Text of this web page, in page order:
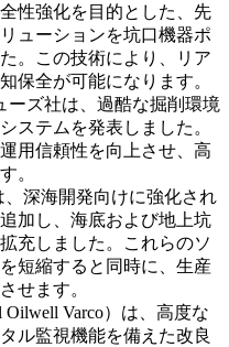
性強化を目的とした、先
ューションを坑口機器ポ
。この技術により、リア
保全が可能になります。
ーズ社は、過酷な掘削環境
ステムを発表しました。
用信頼性を向上させ、高
。
、深海開発向けに強化され
加し、海底および地上坑
充しました。これらのソ
短縮すると同時に、生産
せます。
Oilwell Varco）は、高度な
ル監視機能を備えた改良